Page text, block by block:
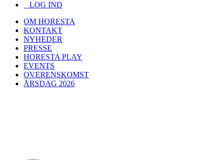
LOG IND
OM HORESTA
KONTAKT
NYHEDER
PRESSE
HORESTA PLAY
EVENTS
OVERENSKOMST
ÅRSDAG 2026